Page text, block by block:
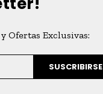
Ofertas Exclusivas:
SUSCRIBIRSE